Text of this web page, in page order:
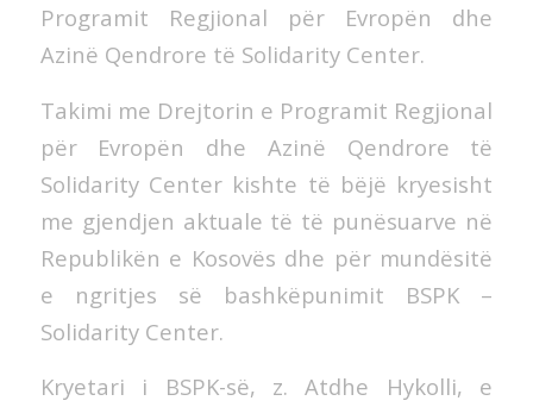
Programit Regjional për Evropën dhe
Azinë Qendrore të Solidarity Center.
Takimi me Drejtorin e Programit Regjional
për Evropën dhe Azinë Qendrore të
Solidarity Center kishte të bëjë kryesisht
me gjendjen aktuale të të punësuarve në
Republikën e Kosovës dhe për mundësitë
e ngritjes së bashkëpunimit BSPK –
Solidarity Center.
Kryetari i BSPK-së, z. Atdhe Hykolli, e